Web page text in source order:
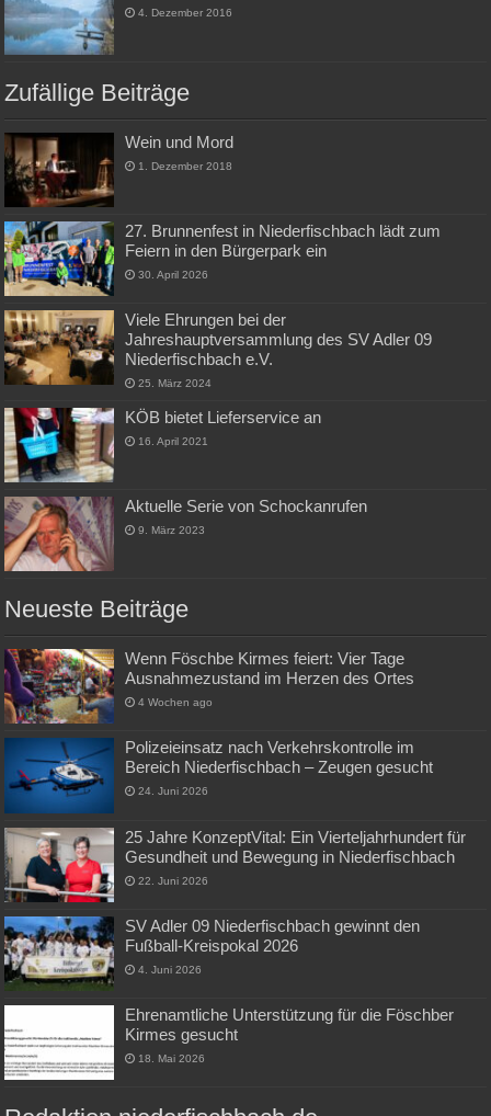
4. Dezember 2016
Zufällige Beiträge
Wein und Mord
1. Dezember 2018
27. Brunnenfest in Niederfischbach lädt zum
Feiern in den Bürgerpark ein
30. April 2026
Viele Ehrungen bei der
Jahreshauptversammlung des SV Adler 09
Niederfischbach e.V.
25. März 2024
KÖB bietet Lieferservice an
16. April 2021
Aktuelle Serie von Schockanrufen
9. März 2023
Neueste Beiträge
Wenn Föschbe Kirmes feiert: Vier Tage
Ausnahmezustand im Herzen des Ortes
4 Wochen ago
Polizeieinsatz nach Verkehrskontrolle im
Bereich Niederfischbach – Zeugen gesucht
24. Juni 2026
25 Jahre KonzeptVital: Ein Vierteljahrhundert für
Gesundheit und Bewegung in Niederfischbach
22. Juni 2026
SV Adler 09 Niederfischbach gewinnt den
Fußball-Kreispokal 2026
4. Juni 2026
Ehrenamtliche Unterstützung für die Föschber
Kirmes gesucht
18. Mai 2026